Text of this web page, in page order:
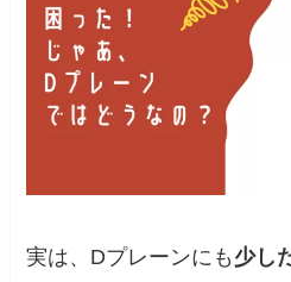
実は、Dプレーンにも 少し